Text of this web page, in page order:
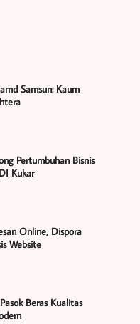
Samsun: Kaum
Pertumbuhan Bisnis
Kukar
Online, Dispora
Website
Beras Kualitas